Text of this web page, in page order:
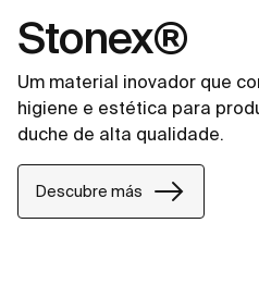
Stonex®
Um material inovador que
higiene e estética para
duche de alta qualidade.
Descubre más